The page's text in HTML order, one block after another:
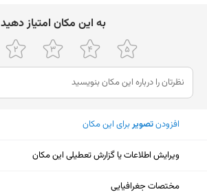
ﺑﻪ اﯾﻦ ﻣﮑﺎن اﻣﺘﯿﺎز دﻫﯿﺪ
افزودنتصویربرای این مکان
ویرایش اطلاعات یا گزارش تعطیلی این مکان
مختصات جغرافیایی